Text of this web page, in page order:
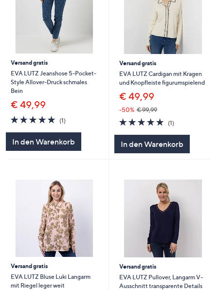
Versand gratis
EVA LUTZ Jeanshose 5-Pocket-
Style Allover-Druck schmales
Bein
€ 49,99
5.0
von
5
(1)
In den Warenkorb
Versand gratis
EVA LUTZ Cardigan mit Kragen
und Knopfleiste figurumspielend
€ 49,99
-50% € 99,99
5.0
von
5
(1)
In den Warenkorb
Versand gratis
EVA LUTZ Bluse Luki Langarm
mit Riegel leger weit
Versand gratis
EVA LUTZ Pullover, Langarm V-
Ausschnitt transparente Details